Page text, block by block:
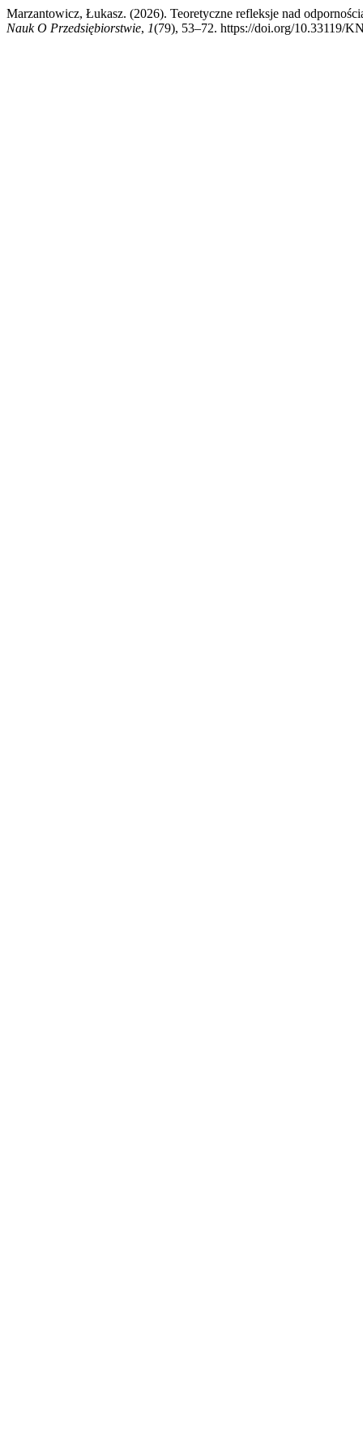
Marzantowicz, Łukasz. (2026). Teoretyczne refleksje nad
Nauk O Przedsiębiorstwie, 1(79), 53–72. https://doi.org/10.33119/